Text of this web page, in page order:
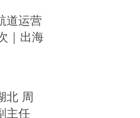
道运营
｜出海
北 周
主任